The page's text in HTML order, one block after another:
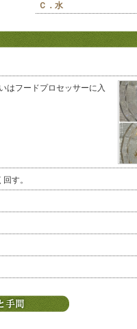
Ｃ．水
はフードプロセッサーに入
す。